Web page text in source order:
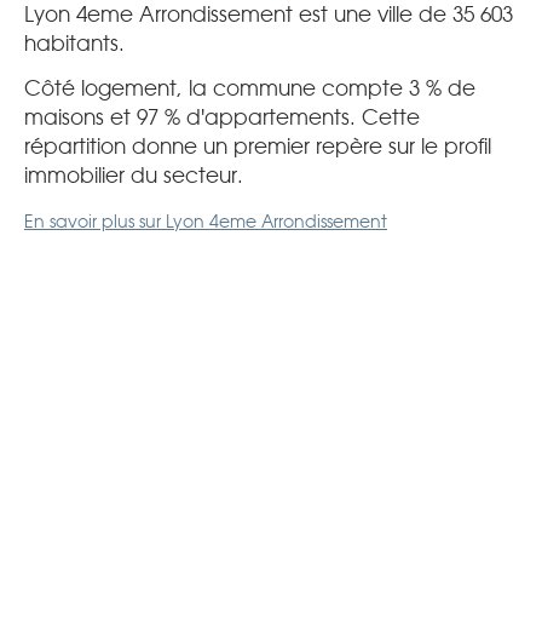
Lyon 4eme Arrondissement est une ville de 35 603
habitants.
Côté logement, la commune compte 3 % de
maisons et 97 % d'appartements. Cette
répartition donne un premier repère sur le profil
immobilier du secteur.
En savoir plus sur Lyon 4eme Arrondissement